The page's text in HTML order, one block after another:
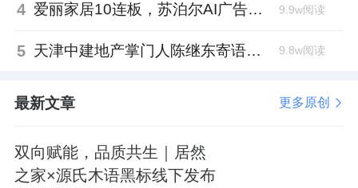
4 爱丽家居10连板，苏泊尔AI广告翻车，居然之家首单REITs获批丨家居周记 9.9w阅读
5 天津中建地产掌门人陈继东寄语青年“跳出舒适区”，曾任银行信贷经理 9.8w阅读
最新文章 更多原创
双向赋能，品质共生｜居然
之家×源氏木语黑标线下发布